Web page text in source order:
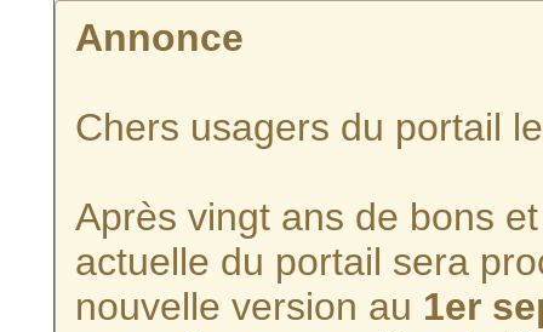
Annonce
Chers usagers du portail
Après vingt ans de bons
actuelle du portail sera
nouvelle version au 1er